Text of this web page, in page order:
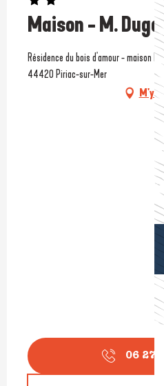
Maison - M.
Résidence du bois d'amour - maison
44420 Piriac-sur-Mer
M'y
06 27